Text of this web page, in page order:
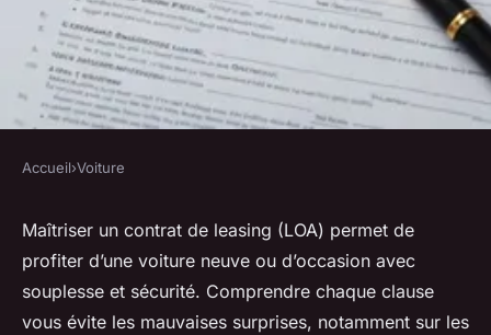
Loa : les clés pour maîtriser
votre contrat de leasing
Esteban•30 août 2025•5 min de lecture
Accueil›Voiture
Maîtriser un contrat de leasing (LOA) permet de
profiter d’une voiture neuve ou d’occasion avec
souplesse et sécurité. Comprendre chaque clause
vous évite les mauvaises surprises, notamment sur les